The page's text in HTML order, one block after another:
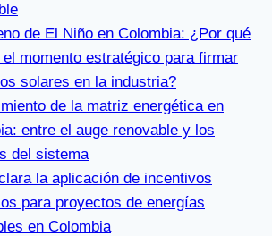
de El Niño en Colombia: ¿Por qué
momento estratégico para firmar
solares en la industria?
de la matriz energética en
entre el auge renovable y los
del sistema
la aplicación de incentivos
para proyectos de energías
en Colombia